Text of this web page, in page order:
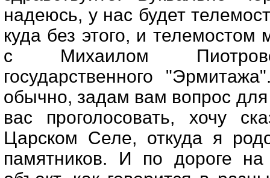
надеюсь, у нас будет
куда без этого, и
с Михаилом
государственного
обычно, задам вам вопрос
вас проголосовать, хочу
Царском Селе, откуда я
памятников. И по дороге на